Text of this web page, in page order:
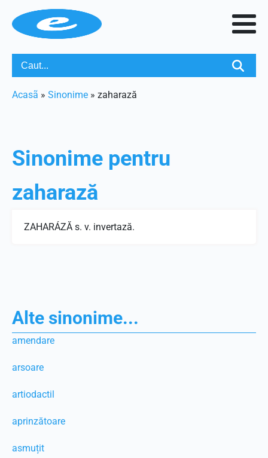
Acasã » Sinonime » zaharază
Sinonime pentru
zaharază
ZAHARÁZĂ s. v. invertază.
Alte sinonime...
amendare
arsoare
artiodactil
aprinzătoare
asmuțit